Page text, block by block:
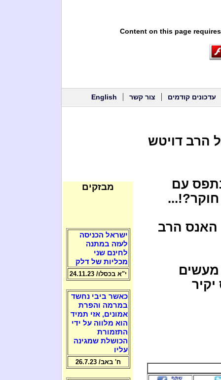
Content on this page
עדכונים קודמים צור קשר English
הרב דויטש
עם
האנס הרב
מבזקים
ישראל הכניסה
לעזה במתנה
לחינם שני
מכליות של דלק
י"א בכסלו/ 24.11.23
כאשר ביבי נחשד
במרמה והפרת
אמונים, אזי תמיד
הוא מלווה על ידי
התזמורת
הכושלת שמגינה
עליו
ח' באב/ 26.7.23